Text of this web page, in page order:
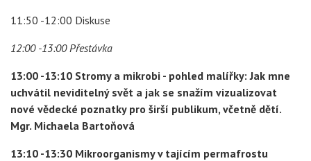
11:50 -12:00 Diskuse
12:00 -13:00 Přestávka
13:00 -13:10 Stromy a mikrobi - pohled malířky: Jak mne
uchvátil neviditelný svět a jak se snažím vizualizovat
nové vědecké poznatky pro širší publikum, včetně dětí.
Mgr. Michaela Bartoňová
13:10 -13:30 Mikroorganismy v tajícím permafrostu